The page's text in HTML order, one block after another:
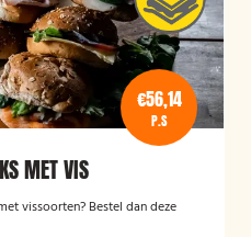
€56,14
P.S
MET VIS
vissoorten? Bestel dan deze